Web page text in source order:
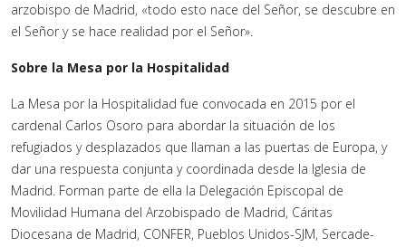
arzobispo de Madrid, «todo esto nace del Señor, se descubre en
el Señor y se hace realidad por el Señor».
Sobre la Mesa por la Hospitalidad
La Mesa por la Hospitalidad fue convocada en 2015 por el
cardenal Carlos Osoro para abordar la situación de los
refugiados y desplazados que llaman a las puertas de Europa, y
dar una respuesta conjunta y coordinada desde la Iglesia de
Madrid. Forman parte de ella la Delegación Episcopal de
Movilidad Humana del Arzobispado de Madrid, Cáritas
Diocesana de Madrid, CONFER, Pueblos Unidos-SJM, Sercade-